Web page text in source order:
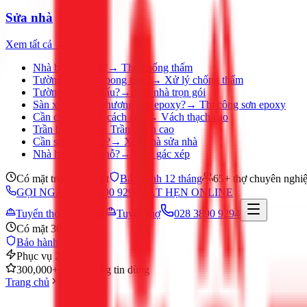
Sửa nhà
Xem tất cả →
Nhà bị thấm dột?
→ Thợ chống thấm
Tường ẩm mốc, bong tróc?
→ Xử lý chống thấm
Tường nhà cũ, xấu?→
Sơn nhà trọn gói
Sàn xưởng, sân thượng cần epoxy?→ Thi công sơn epoxy
Cần chia phòng, cách âm?
→ Vách thạch cao
Trần bị ố, nứt?
Trần thạch cao
Cần sửa nhà gấp?→ Xây nhà sửa nhà
Nhà hẹp, thiếu chỗ?→ Làm gác xép
Có mặt trong 30 phút Bảo hành 12 tháng
65+ thợ chuyên
GỌI NGAY 028 3890 9294
ĐẶT HẸN ONLINE
Tuyển thợ
Tuyển thợ
028 3890 9294
Có mặt 30 phút
Bảo hành 12 tháng
Phục vụ 24/7
300,000+ khách hàng tin dùng
Trang chủ